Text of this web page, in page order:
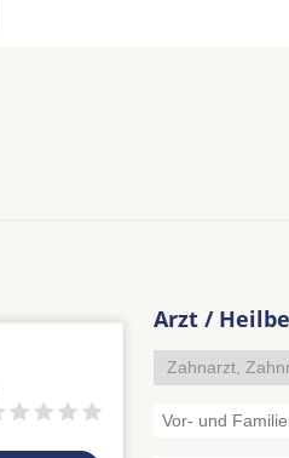
Arzt /